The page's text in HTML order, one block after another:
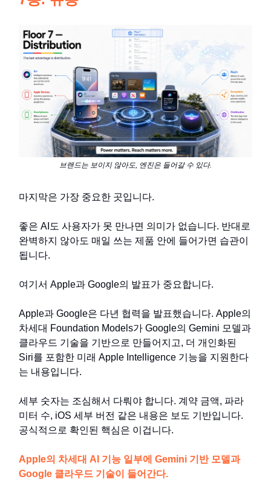
브랜드는 보이지 않아도, 엔진은 들어갈 수 있다.
마지막은 가장 중요한 곳입니다.
좋은 AI도 사용자가 못 만나면 의미가 없습니다. 반대로
완벽하지 않아도 매일 쓰는 제품 안에 들어가면 습관이
됩니다.
여기서 Apple과 Google의 발표가 중요합니다.
Apple과 Google은 다년 협력을 발표했습니다. Apple의
차세대 Foundation Models가 Google의 Gemini 모델과
클라우드 기술을 기반으로 만들어지고, 더 개인화된
Siri를 포함한 미래 Apple Intelligence 기능을 지원한다
는 내용입니다.
세부 숫자는 조심해서 다뤄야 합니다. 계약 금액, 파라
미터 수, iOS 세부 버전 같은 내용은 보도 기반입니다.
공식적으로 확인된 핵심은 이겁니다.
Apple의 차세대 AI 기능 일부에 Gemini 기반 모델과
Google 클라우드 기술이 들어간다.